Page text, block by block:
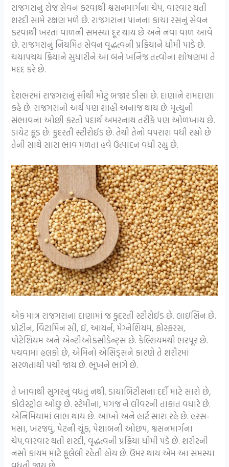
રાજગરાનું રોજ સેવન કરવાથી શ્વસનમાર્ગના ચેપ, વારંવાર થતી
શરદી સામે રક્ષણ મળે છે. રાજગરાના પાનના કાચા રસનું સેવન
કરવાથી ખરતાં વાળની સમસ્યા દૂર થાય છે અને નવા વાળ આવે
છે. રાજગરાનું નિયમિત સેવન વૃદ્ધત્વની પ્રક્રિયાને ધીમી પાડે છે.
ચયાપચય ક્રિયાને સુધારીને આ બંને ખનિજ તત્ત્વોના શોષણમાં તે
મદદ કરે છે.
દેશભરમાં રાજગરાનું સૌથી મોટું બજાર ડીસા છે. દાણાને રામદાણા
કહે છે. રાજગરાનો અર્થ પણ શાહી અનાજ થાય છે. મૃત્યુની
સંભાવના ઓછી કરતો પદાર્થ અમરનાથ તરીકે પણ ઓળખાય છે.
ડાયેટ ફૂડ છે. કુદરતી સ્ટીરોઈડ છે. તેથી તેનો વપરાશ વધી રહ્યો છે
તેની સાથે સારા ભાવ મળતાં હવે ઉત્પાદન વધી રહ્યું છે.
એક માત્ર રાજગરાના દાણામાં જ કુદરતી સ્ટીરોઈડ છે. લાઇસિન છે.
પ્રોટીન, વિટામિન સી, ઈ, આયર્ન, મેગ્નેશિયમ, ફોસ્ફરસ,
પોટેશિયમ અને એન્ટીઓક્સીડેન્ટ્સ છે. કેલ્શિયમથી ભરપૂર છે.
પચવામાં હલકો છે, એમિનો એસિડ્સને કારણે તે શરીરમાં
સરળતાથી પચી જાય છે. ભૂખને ભાંગે છે.
તે ખાવાથી સુગરનું વધતું નથી. ડાયાબિટીસના દર્દી માટે સારો છે,
કોલેસ્ટ્રોલ ઓછું છે. સ્ટેમીના, મગજ ને લીવરની તાકાત વધારે છે.
એનિમિયામાં લાભ થાય છે. આંખો અને હાર્ટ સારા રહે છે. હરસ-
મસા, ખરજવું, પેટની ચૂંક, પેશાબની ઓછપ, શ્વસનમાર્ગના
ચેપ,વારંવાર થતી શરદી, વૃદ્ધત્વની પ્રક્રિયા ધીમી પડે છે. શરીરની
નસો કાયમ માટે ફૂલેલી રહેતી હોય છે. ઉંમર થાય એમ આ સમસ્યા